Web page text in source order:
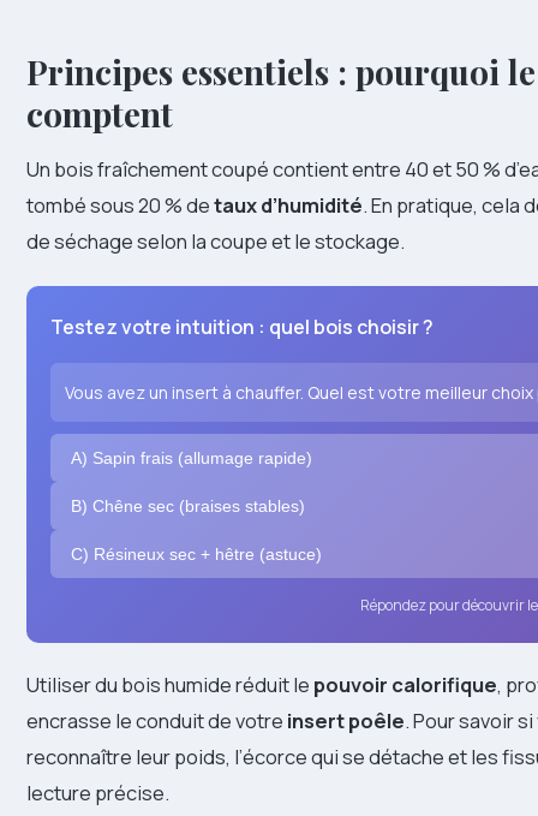
Principes essentiels : pourquoi le
comptent
Un bois fraîchement coupé contient entre 40 et 50 %
tombé sous 20 % detaux d’humidité. En pratique, cela
de séchage selon la coupe et le stockage.
Testez votre intuition : quel bois choisir ?
Vous avez un insert à chauffer. Quel est votre meilleur
A) Sapin frais (allumage rapide)
B) Chêne sec (braises stables)
C) Résineux sec + hêtre (astuce)
Répondez pour découvrir
Utiliser du bois humide réduit le pouvoir calorifique,
encrasse le conduit de votre insert poêle. Pour savoir
reconnaître leur poids, l’écorce qui se détache et les
lecture précise.